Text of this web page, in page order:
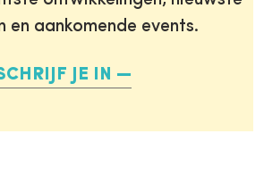
en aankomende events.
JE IN